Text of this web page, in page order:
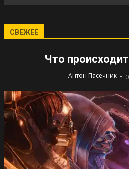
СВЕЖЕЕ
Что
Антон Пасечник -